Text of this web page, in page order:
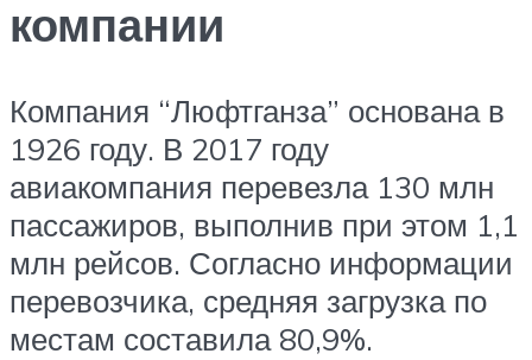
компании
Компания “Люфтганза” основана в
1926 году. В 2017 году
авиакомпания перевезла 130 млн
пассажиров, выполнив при этом 1,1
млн рейсов. Согласно информации
перевозчика, средняя загрузка по
местам составила 80,9%.